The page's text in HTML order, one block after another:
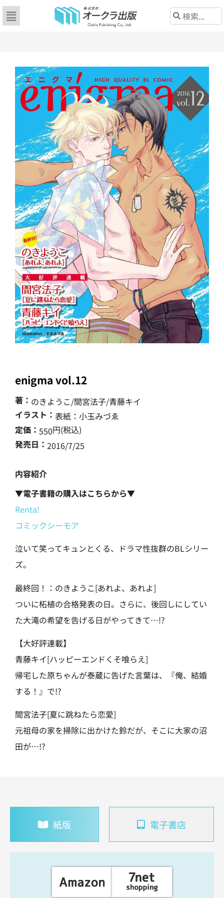
enigma vol.12
著： のきようこ/間宮法子/青藤キイ
イラスト： 表紙：小玉みづゑ
定価： 550円(税込)
発売日： 2016/7/25
内容紹介
▼電子書籍の購入はこちらから▼
Renta!
コミックシーモア
泣いて笑ってキュンとくる、ドラマ性抜群のBLシリー
ズ。
最終回！：のきようこ[あれよ、あれよ]
ついに柘植の合格発表の日。さらに、後回しにしてい
た大滝の希望を告げる日がやってきて…!?
【大好評連載】
青藤キイ[ハッピーエンドくそ喰らえ]
帰宅した原ちゃんが泰蔵に告げた言葉は、『俺、結婚
する！』で!?
間宮法子[夏に跳ねたら恋愛]
元祖母の家を掃除に出かけた鈴だが、そこに大家の沼
田が…!?
紙版 電子書店